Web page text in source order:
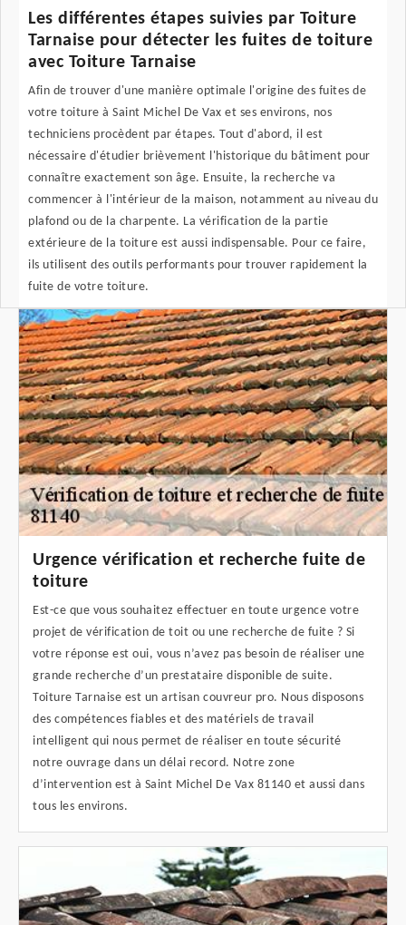
Les différentes étapes suivies par Toiture
Tarnaise pour détecter les fuites de toiture
avec Toiture Tarnaise
Afin de trouver d'une manière optimale l'origine des fuites de
votre toiture à Saint Michel De Vax et ses environs, nos
techniciens procèdent par étapes. Tout d'abord, il est
nécessaire d'étudier brièvement l'historique du bâtiment pour
connaître exactement son âge. Ensuite, la recherche va
commencer à l'intérieur de la maison, notamment au niveau du
plafond ou de la charpente. La vérification de la partie
extérieure de la toiture est aussi indispensable. Pour ce faire,
ils utilisent des outils performants pour trouver rapidement la
fuite de votre toiture.
Urgence vérification et recherche fuite de
toiture
Est-ce que vous souhaitez effectuer en toute urgence votre
projet de vérification de toit ou une recherche de fuite ? Si
votre réponse est oui, vous n’avez pas besoin de réaliser une
grande recherche d’un prestataire disponible de suite.
Toiture Tarnaise est un artisan couvreur pro. Nous disposons
des compétences fiables et des matériels de travail
intelligent qui nous permet de réaliser en toute sécurité
notre ouvrage dans un délai record. Notre zone
d’intervention est à Saint Michel De Vax 81140 et aussi dans
tous les environs.